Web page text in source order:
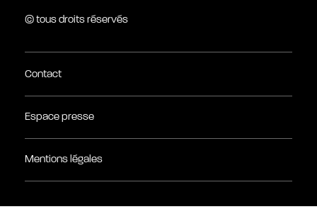
© tous droits réservés
Contact
Espace presse
Mentions légales